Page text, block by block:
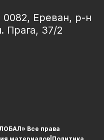
Ереван, р-н
Прага, 37/2
Все права